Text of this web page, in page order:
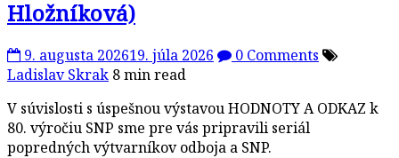
Hložníková)
9. augusta 202619. júla 2026
0 Comments
Ladislav Skrak 8 min read
V súvislosti s úspešnou výstavou HODNOTY A ODKAZ k
80. výročiu SNP sme pre vás pripravili seriál
popredných výtvarníkov odboja a SNP.